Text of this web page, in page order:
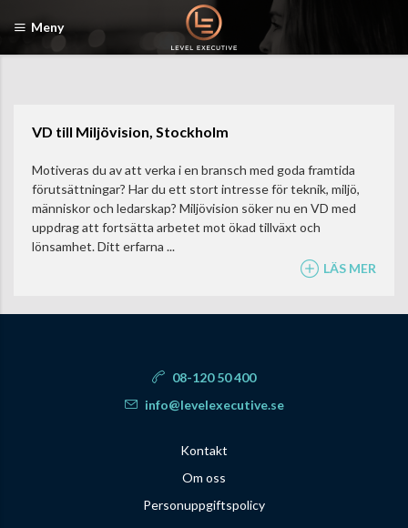
Meny
VD till Miljövision, Stockholm
Motiveras du av att verka i en bransch med goda framtida
förutsättningar? Har du ett stort intresse för teknik, miljö,
människor och ledarskap? Miljövision söker nu en VD med
uppdrag att fortsätta arbetet mot ökad tillväxt och
lönsamhet. Ditt erfarna ...
LÄS MER
08-120 50 400
info@levelexecutive.se
Kontakt
Om oss
Personuppgiftspolicy